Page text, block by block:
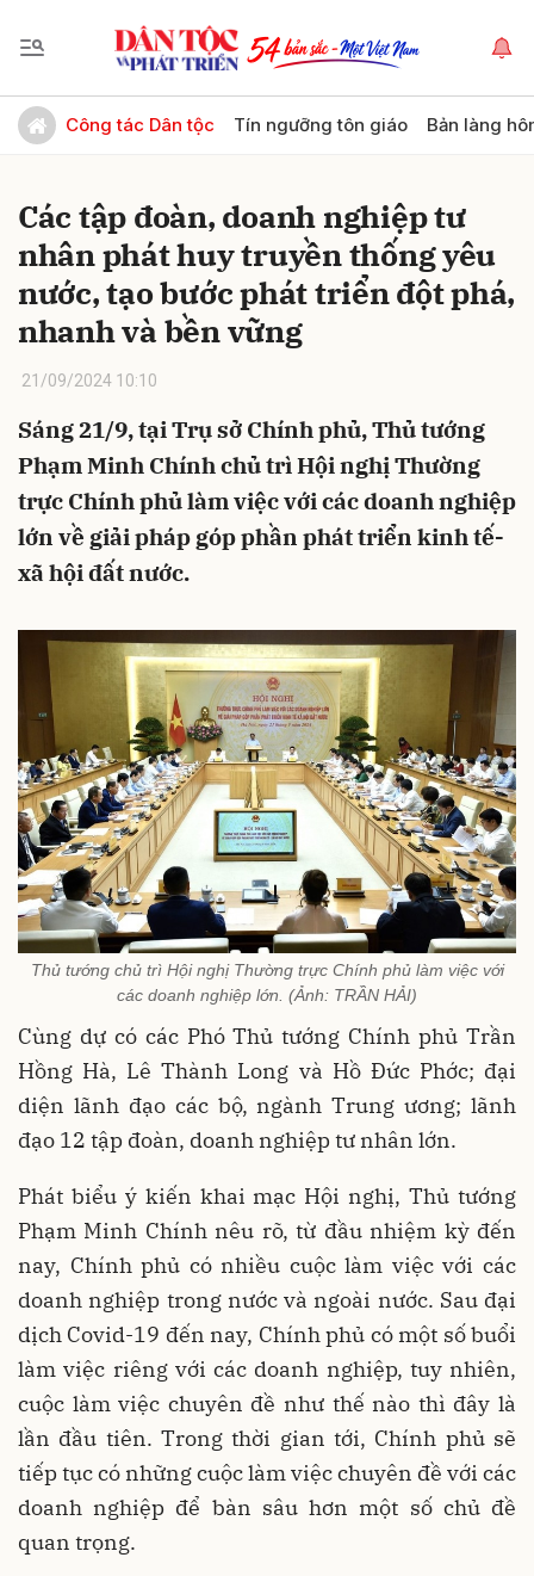
Công tác Dân tộc Tín ngưỡng tôn giáo Bản làng
Các tập đoàn, doanh nghiệp tư
nhân phát huy truyền thống yêu
nước, tạo bước phát triển đột phá,
nhanh và bền vững
21/09/2024 10:10
Sáng 21/9, tại Trụ sở Chính phủ, Thủ tướng
Phạm Minh Chính chủ trì Hội nghị Thường
trực Chính phủ làm việc với các doanh nghiệp
lớn về giải pháp góp phần phát triển kinh tế-
xã hội đất nước.
Thủ tướng chủ trì Hội nghị Thường trực Chính phủ làm việc với
các doanh nghiệp lớn. (Ảnh: TRẦN HẢI)
Cùng dự có các Phó Thủ tướng Chính phủ Trần
Hồng Hà, Lê Thành Long và Hồ Đức Phớc; đại
diện lãnh đạo các bộ, ngành Trung ương; lãnh
đạo 12 tập đoàn, doanh nghiệp tư nhân lớn.
Phát biểu ý kiến khai mạc Hội nghị, Thủ tướng
Phạm Minh Chính nêu rõ, từ đầu nhiệm kỳ đến
nay, Chính phủ có nhiều cuộc làm việc với các
doanh nghiệp trong nước và ngoài nước. Sau đại
dịch Covid-19 đến nay, Chính phủ có một số buổi
làm việc riêng với các doanh nghiệp, tuy nhiên,
cuộc làm việc chuyên đề như thế nào thì đây là
lần đầu tiên. Trong thời gian tới, Chính phủ sẽ
tiếp tục có những cuộc làm việc chuyên đề với các
doanh nghiệp để bàn sâu hơn một số chủ đề
quan trọng.
Gửi bình luận